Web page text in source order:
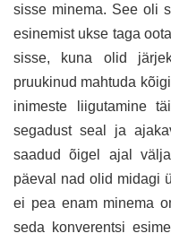
sisse minema. See oli
esinemist ukse taga
sisse, kuna olid
pruukinud mahtuda
inimeste liigutamine
segadust seal ja
saadud õigel ajal
päeval nad olid midagi
ei pea enam minema
seda konverentsi